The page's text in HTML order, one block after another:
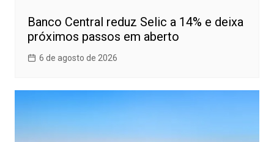
Banco Central reduz Selic a 14% e deixa
próximos passos em aberto
6 de agosto de 2026